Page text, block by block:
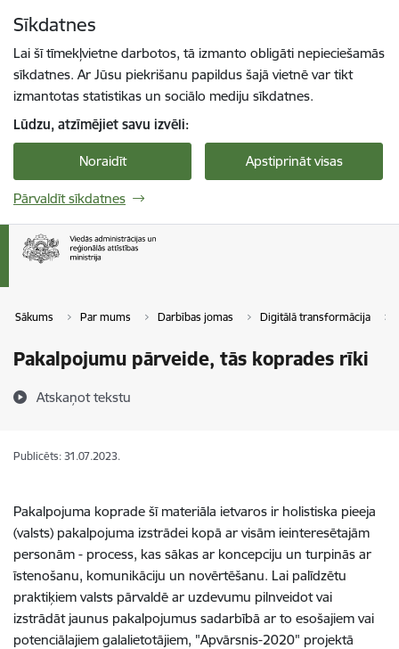
Sīkdatnes
Lai šī tīmekļvietne darbotos, tā izmanto obligāti nepieciešamās
sīkdatnes. Ar Jūsu piekrišanu papildus šajā vietnē var tikt
izmantotas statistikas un sociālo mediju sīkdatnes.
Lūdzu, atzīmējiet savu izvēli:
Noraidīt Apstiprināt visas
Pārvaldīt sīkdatnes
Sākums Par mums Darbības jomas Digitālā transformācija
Pakalpojumu pārveide, tās koprades rīki
Atskaņot tekstu
Publicēts: 31.07.2023.
Pakalpojuma koprade šī materiāla ietvaros ir holistiska pieeja
(valsts) pakalpojuma izstrādei kopā ar visām ieinteresētajām
personām - process, kas sākas ar koncepciju un turpinās ar
īstenošanu, komunikāciju un novērtēšanu. Lai palīdzētu
praktiķiem valsts pārvaldē ar uzdevumu pilnveidot vai
izstrādāt jaunus pakalpojumus sadarbībā ar to esošajiem vai
potenciālajiem galalietotājiem, "Apvārsnis-2020" projektā